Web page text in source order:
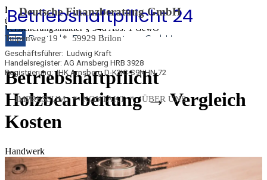
Direkt zum Seiteninhalt
Betriebshaftpflicht 24
Deutsche Finanzberatung GmbH
Menü
überspringen
Betriebshaftpflicht
24
Betriebshaftpflicht
Holzbearbeitung → Vergleich
Kosten
Handwerk
Deutsche Finanzberatung GmbH
Versicherungsmakler § 34d Abs. 1 GewO
Tulpenweg 19 * 59929 Brilon
Geschäftsführer: Ludwig Kraft
Handelsregister: AG Arnsberg HRB 3928
Registrierung: IHK Arnsberg D-K3IC-S9NHN-72
IMPRESSUM* KONTAKT * ÜBER UNS